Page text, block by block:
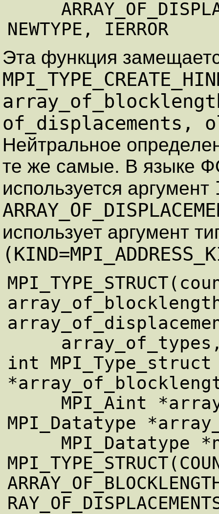
Эта функция
of_displacements,
Нейтральное
те же самые. В языке
используется аргумент
использует аргумент
int
MPI_Datatype